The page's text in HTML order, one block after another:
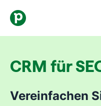
CRM für
Vereinfachen